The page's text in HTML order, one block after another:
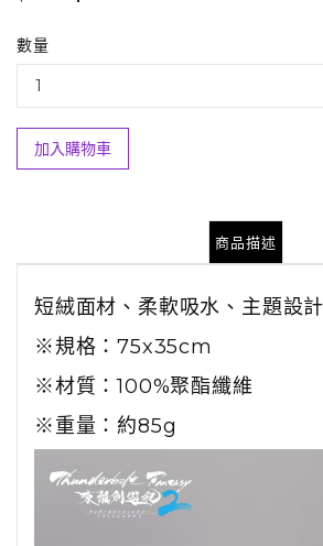
數量
加入購物車
商品描述
短絨面材、柔軟吸水、主題設
※規格：75x35cm
※材質：100%聚酯纖維
※重量：約85g